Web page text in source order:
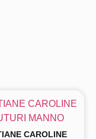
CAROLINE